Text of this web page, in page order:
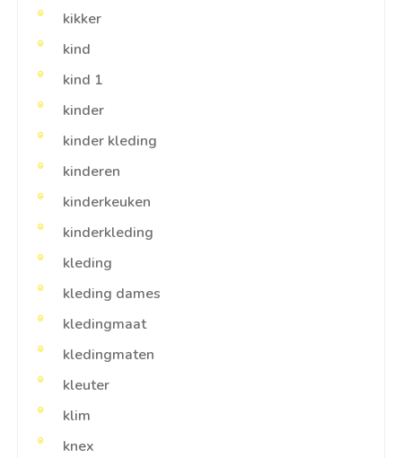
kikker
kind
kind 1
kinder
kinder kleding
kinderen
kinderkeuken
kinderkleding
kleding
kleding dames
kledingmaat
kledingmaten
kleuter
klim
knex